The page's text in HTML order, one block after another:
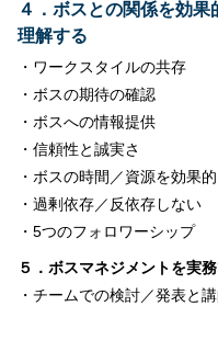
４． ボスとの関係を効果
理解する
・ワークスタイルの共存
・ ボスの期待の確認
・ ボスへの情報提供
・信頼性と誠実さ
・ ボスの時間／資源を効果的
・過剰依存／反依存しない
・ 5つのフォロワーシップ
５．ボスマネジメントを実
・チームでの検討／発表と